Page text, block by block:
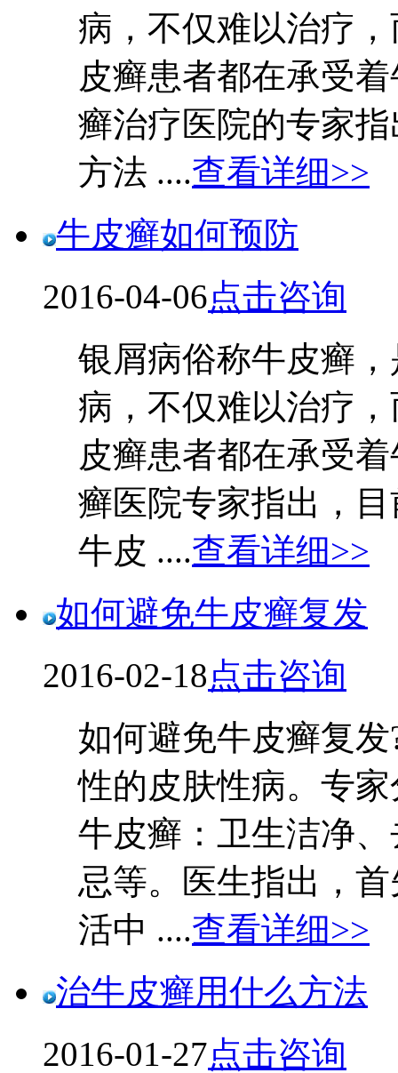
病，不仅难以治疗
皮癣患者都在承受
癣治疗医院的专家
方法 ....查看详细>>
牛皮癣如何预防
2016-04-06点击咨询
银屑病俗称牛皮癣
病，不仅难以治疗
皮癣患者都在承受
癣医院专家指出，
牛皮 ....查看详细>>
如何避免牛皮癣复发
2016-02-18点击咨询
如何避免牛皮癣复
性的皮肤性病。专
牛皮癣：卫生洁净
忌等。医生指出，
活中 ....查看详细>>
治牛皮癣用什么方法
2016-01-27点击咨询